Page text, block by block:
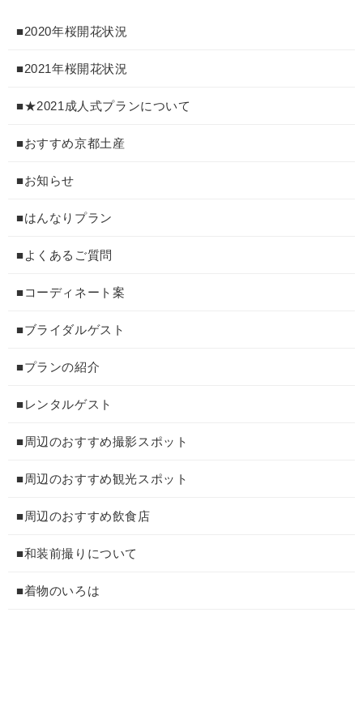
■2020年桜開花状況
■2021年桜開花状況
■★2021成人式プランについて
■おすすめ京都土産
■お知らせ
■はんなりプラン
■よくあるご質問
■コーディネート案
■ブライダルゲスト
■プランの紹介
■レンタルゲスト
■周辺のおすすめ撮影スポット
■周辺のおすすめ観光スポット
■周辺のおすすめ飲食店
■和装前撮りについて
■着物のいろは